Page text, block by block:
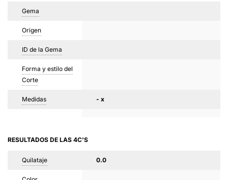
Gema
Origen
ID de la Gema
Forma y estilo del
Corte
Medidas - x
RESULTADOS DE LAS 4C'S
Quilataje 0.0